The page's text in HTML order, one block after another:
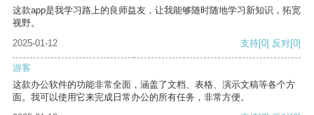
这款app是我学习路上的良师益友，让我能够随时随地学习新知识，拓宽
视野。
2025-01-12
支持[0] 反对[0]
游客
这款办公软件的功能非常全面，涵盖了文档、表格、演示文稿等各个方
面。我可以使用它来完成日常办公的所有任务，非常方便。